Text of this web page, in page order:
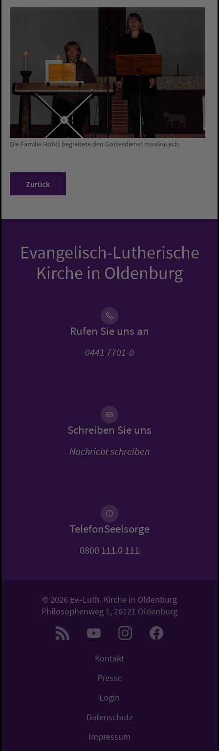
Die Familie Hohls begleitete den Gottesdienst musikalisch.
Zurück
Evangelisch-Lutherische
Kirche in Oldenburg
Rufen Sie uns an
0441 7701-0
Schreiben Sie uns
Nachricht schreiben
TelefonSeelsorge
0800 111 0 111
© 2026 Ev.-Luth. Kirche in Oldenburg
Philosophenweg 1, 26121 Oldenburg
Kontakt
Presse
Login
Datenschutz
Impressum